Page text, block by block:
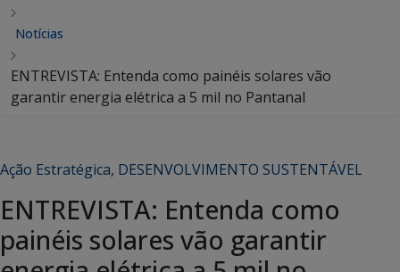
Notícias
ENTREVISTA: Entenda como painéis solares vão
garantir energia elétrica a 5 mil no Pantanal
Ação Estratégica, DESENVOLVIMENTO SUSTENTÁVEL
ENTREVISTA: Entenda como
painéis solares vão garantir